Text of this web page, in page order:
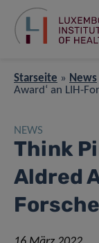
Starseite » News
Award‘ an LIH-
NEWS
Think
Aldred